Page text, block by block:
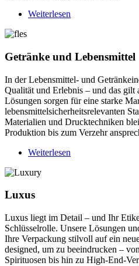
Weiterlesen
Getränke und Lebensmittel
In der Lebensmittel- und
Qualität und Erlebnis – und das gilt
Lösungen sorgen für eine starke
lebensmittelsicherheitsrelevanten
Materialien und Drucktechniken
Produktion bis zum Verzehr
Weiterlesen
Luxus
Luxus liegt im Detail – und Ihr
Schlüsselrolle. Unsere Lösungen
Ihre Verpackung stilvoll auf ein
designed, um zu beeindrucken –
Spirituosen bis hin zu High-End-